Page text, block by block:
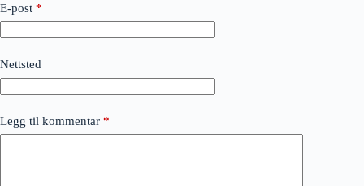
E-post *
Nettsted
Legg til kommentar *